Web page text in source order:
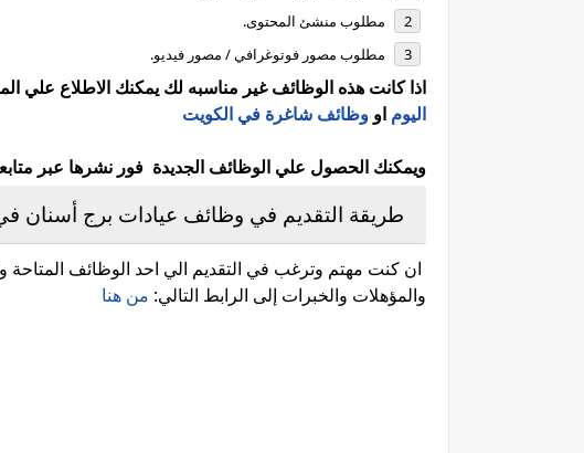
مطلوب منشئ المحتوى.
مطلوب مصور فوتوغرافي / مصور فيديو.
اذا كانت هذه الوظائف غير مناسبه لك يمكنك الاطلاع علي
اليوم او وظائف شاغرة في الكويت
ويمكنك الحصول علي الوظائف الجديدة فور نشرها عبر
طريقة التقديم في وظائف عيادات برج أسنان
ان كنت مهتم وترغب في التقديم الي احد الوظائف المتاحة
والمؤهلات والخبرات إلى الرابط التالي: من هنا